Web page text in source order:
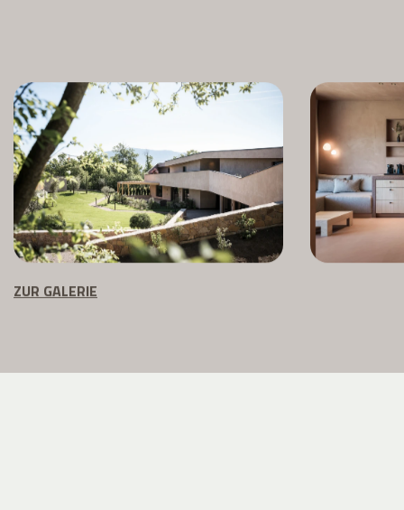
ZUR GALERIE